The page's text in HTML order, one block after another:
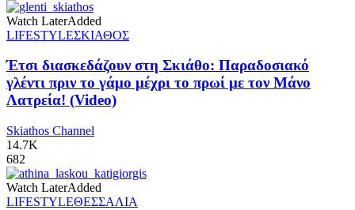
Watch LaterAdded
LIFESTYLEΣΚΙΑΘΟΣ
Έτσι διασκεδάζουν στη Σκιάθο: Παραδοσιακό
γλέντι πριν το γάμο μέχρι το πρωί με τον Μάνο
Λατρεία! (Video)
Skiathos Channel
14.7K
682
Watch LaterAdded
LIFESTYLEΘΕΣΣΑΛΙΑ